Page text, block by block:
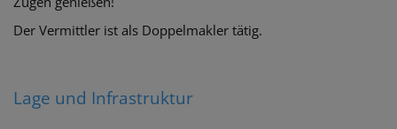
Der Vermittler ist als Doppelmakler tätig.
Lage und Infrastruktur